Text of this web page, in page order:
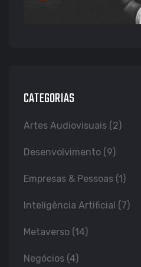
CATEGORIAS
Artes Audiovisuais (2)
Desenvolvimento (9)
Empresas & Pessoas (1)
Inteligência Artificial (7)
Metaverso (14)
Negócios (4)